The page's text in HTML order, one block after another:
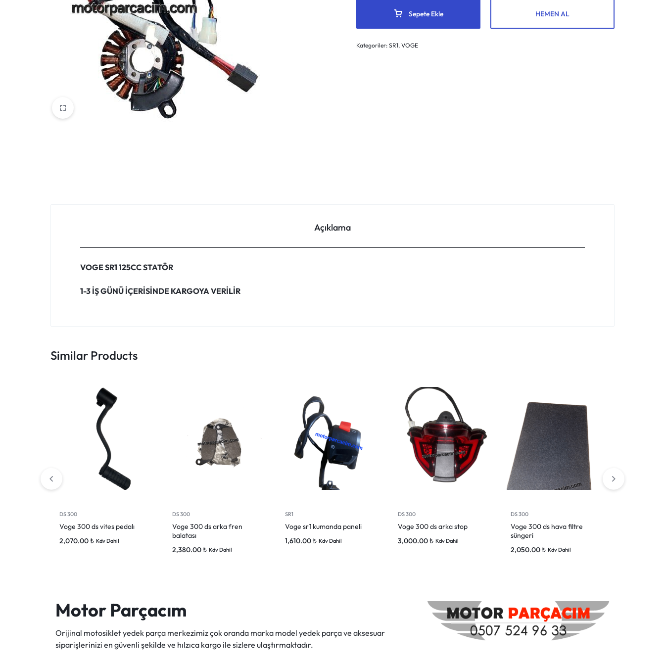
VOGE Sepete Ekle HEMEN AL
Kategoriler:SR1,VOGE
Açıklama
VOGE SR1 125CC STATÖR
1-3 İŞ GÜNÜ İÇERİSİNDE KARGOYA VERİLİR
Similar Products
DS 300
Voge 300 ds vites pedalı
2,070.00₺ Kdv Dahil
DS 300
Voge 300 ds arka fren
balatası
2,380.00₺ Kdv Dahil
SR1
Voge sr1 kumanda paneli
1,610.00₺ Kdv Dahil
DS 300
Voge 300 ds arka stop
3,000.00₺ Kdv Dahil
DS 300
Voge 300 ds hava filtre
süngeri
2,050.00₺ Kdv Dahil
Motor Parçacım
Orijinal motosiklet yedek parça merkezimiz çok oranda marka model yedek parça ve aksesuar
siparişlerinizi en güvenli şekilde ve hılzıca kargo ile sizlere ulaştırmaktadır.